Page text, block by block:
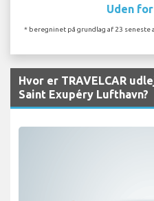
Uden
* beregninet på grundlag af 23 seneste
Hvor er TRAVELCAR
Saint Exupéry Lufthavn?